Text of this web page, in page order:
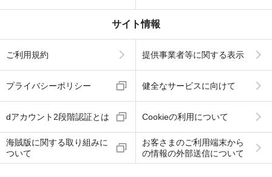
サイト情報
ご利用規約 提供事業者等に関する表示
プライバシーポリシー 健全なサービスに向けて
dアカウント2段階認証とは Cookieの利用について
海賊版に関する取り組みに
ついて
お客さまのご利用端末から
の情報の外部送信について